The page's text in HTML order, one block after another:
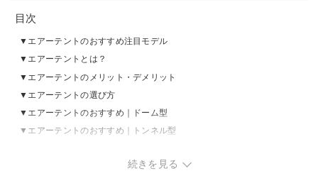
目次
エアーテントのおすすめ注目モデル
エアーテントとは？
エアーテントのメリット・デメリット
エアーテントの選び方
エアーテントのおすすめ｜ドーム型
エアーテントのおすすめ｜トンネル型
エアーテントのおすすめ｜ツールームテント
続きを見る